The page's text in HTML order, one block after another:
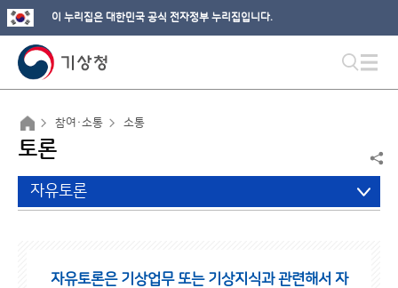
이 누리집은 대한민국 공식 전자정부 누리집입니다.
참여·소통 소통
토론
자유토론
자유토론은 기상업무 또는 기상지식과 관련해서 자